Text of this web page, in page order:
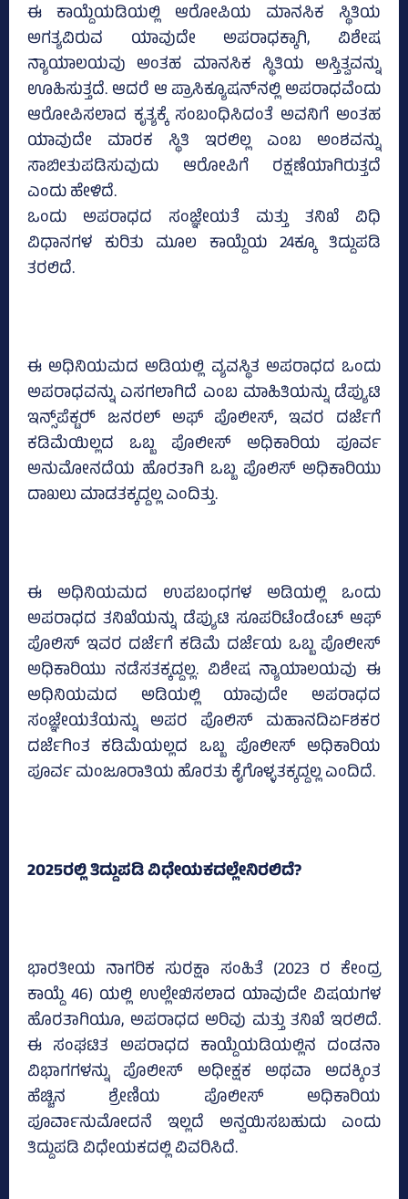
ಈ ಕಾಯ್ದೆಯಡಿಯಲ್ಲಿ ಆರೋಪಿಯ ಮಾನಸಿಕ ಸ್ಥಿತಿಯ
ಅಗತ್ಯವಿರುವ ಯಾವುದೇ ಅಪರಾಧಕ್ಕಾಗಿ, ವಿಶೇಷ
ನ್ಯಾಯಾಲಯವು ಅಂತಹ ಮಾನಸಿಕ ಸ್ಥಿತಿಯ ಅಸ್ತಿತ್ವವನ್ನು
ಊಹಿಸುತ್ತದೆ. ಆದರೆ ಆ ಪ್ರಾಸಿಕ್ಯೂಷನ್‌ನಲ್ಲಿ ಅಪರಾಧವೆಂದು
ಆರೋಪಿಸಲಾದ ಕೃತ್ಯಕ್ಕೆ ಸಂಬಂಧಿಸಿದಂತೆ ಅವನಿಗೆ ಅಂತಹ
ಯಾವುದೇ ಮಾರಕ ಸ್ಥಿತಿ ಇರಲಿಲ್ಲ ಎಂಬ ಅಂಶವನ್ನು
ಸಾಬೀತುಪಡಿಸುವುದು ಆರೋಪಿಗೆ ರಕ್ಷಣೆಯಾಗಿರುತ್ತದೆ
ಎಂದು ಹೇಳಿದೆ.
ಒಂದು ಅಪರಾಧದ ಸಂಜ್ಞೇಯತೆ ಮತ್ತು ತನಿಖೆ ವಿಧಿ
ವಿಧಾನಗಳ ಕುರಿತು ಮೂಲ ಕಾಯ್ದೆಯ 24ಕ್ಕೂ ತಿದ್ದುಪಡಿ
ತರಲಿದೆ.
ಈ ಅಧಿನಿಯಮದ ಅಡಿಯಲ್ಲಿ ವ್ಯವಸ್ಥಿತ ಅಪರಾಧದ ಒಂದು
ಅಪರಾಧವನ್ನು ಎಸಗಲಾಗಿದೆ ಎಂಬ ಮಾಹಿತಿಯನ್ನು ಡೆಪ್ಯುಟಿ
ಇನ್ಸ್‌ಪೆಕ್ಟರ್‍‌ ಜನರಲ್‌ ಅಫ್‌ ಪೊಲೀಸ್‌, ಇವರ ದರ್ಜೆಗೆ
ಕಡಿಮೆಯಿಲ್ಲದ ಒಬ್ಬ ಪೊಲೀಸ್‌ ಅಧಿಕಾರಿಯ ಪೂರ್ವ
ಅನುಮೋನದೆಯ ಹೊರತಾಗಿ ಒಬ್ಬ ಪೊಲಿಸ್‌ ಅಧಿಕಾರಿಯು
ದಾಖಲು ಮಾಡತಕ್ಕದ್ದಲ್ಲ ಎಂದಿತ್ತು.
ಈ ಅಧಿನಿಯಮದ ಉಪಬಂಧಗಳ ಅಡಿಯಲ್ಲಿ ಒಂದು
ಅಪರಾಧದ ತನಿಖೆಯನ್ನು ಡೆಪ್ಯುಟಿ ಸೂಪರಿಟೆಂಡೆಂಟ್‌ ಆಫ್‌
ಪೊಲಿಸ್‌ ಇವರ ದರ್ಜೆಗೆ ಕಡಿಮೆ ದರ್ಜೆಯ ಒಬ್ಬ ಪೊಲೀಸ್‌
ಅಧಿಕಾರಿಯು ನಡೆಸತಕ್ಕದ್ದಲ್ಲ. ವಿಶೇಷ ನ್ಯಾಯಾಲಯವು ಈ
ಅಧಿನಿಯಮದ ಅಡಿಯಲ್ಲಿ ಯಾವುದೇ ಅಪರಾಧದ
ಸಂಜ್ಞೇಯತೆಯನ್ನು ಅಪರ ಪೊಲಿಸ್‌ ಮಹಾನದಿಏFಶಕರ
ದರ್ಜೆಗಿಂತ ಕಡಿಮೆಯಲ್ಲದ ಒಬ್ಬ ಪೊಲೀಸ್‌ ಅಧಿಕಾರಿಯ
ಪೂರ್ವ ಮಂಜೂರಾತಿಯ ಹೊರತು ಕೈಗೊಳ್ಳತಕ್ಕದ್ದಲ್ಲ ಎಂದಿದೆ.
2025ರಲ್ಲಿ ತಿದ್ದುಪಡಿ ವಿಧೇಯಕದಲ್ಲೇನಿರಲಿದೆ?
ಭಾರತೀಯ ನಾಗರಿಕ ಸುರಕ್ಷಾ ಸಂಹಿತೆ (2023 ರ ಕೇಂದ್ರ
ಕಾಯ್ದೆ 46) ಯಲ್ಲಿ ಉಲ್ಲೇಖಿಸಲಾದ ಯಾವುದೇ ವಿಷಯಗಳ
ಹೊರತಾಗಿಯೂ, ಅಪರಾಧದ ಅರಿವು ಮತ್ತು ತನಿಖೆ ಇರಲಿದೆ.
ಈ ಸಂಘಟಿತ ಅಪರಾಧದ ಕಾಯ್ದೆಯಡಿಯಲ್ಲಿನ ದಂಡನಾ
ವಿಭಾಗಗಳನ್ನು ಪೊಲೀಸ್ ಅಧೀಕ್ಷಕ ಅಥವಾ ಅದಕ್ಕಿಂತ
ಹೆಚ್ಚಿನ ಶ್ರೇಣಿಯ ಪೊಲೀಸ್ ಅಧಿಕಾರಿಯ
ಪೂರ್ವಾನುಮೋದನೆ ಇಲ್ಲದೆ ಅನ್ವಯಿಸಬಹುದು ಎಂದು
ತಿದ್ದುಪಡಿ ವಿಧೇಯಕದಲ್ಲಿ ವಿವರಿಸಿದೆ.